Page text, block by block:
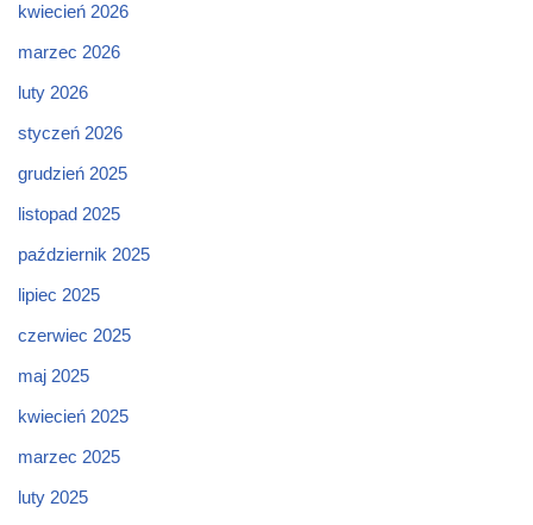
kwiecień 2026
marzec 2026
luty 2026
styczeń 2026
grudzień 2025
listopad 2025
październik 2025
lipiec 2025
czerwiec 2025
maj 2025
kwiecień 2025
marzec 2025
luty 2025